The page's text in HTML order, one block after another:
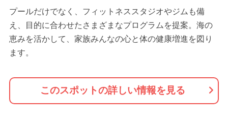
プールだけでなく、フィットネススタジオやジムも備
え、目的に合わせたさまざまなプログラムを提案。海の
恵みを活かして、家族みんなの心と体の健康増進を図り
ます。
このスポットの詳しい情報を見る